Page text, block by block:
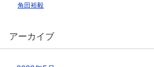
角田裕毅
アーカイブ